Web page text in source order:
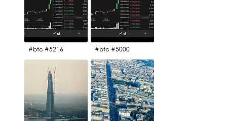
#btc #5216 #btc #5000